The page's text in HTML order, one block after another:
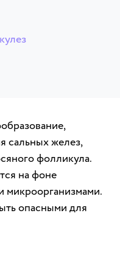
сальных желез,
фолликула.
на фоне
микроорганизмами.
опасными для